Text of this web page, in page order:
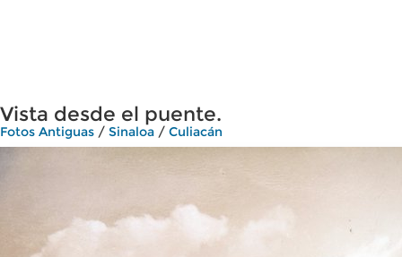
Vista desde el puente.
Fotos Antiguas / Sinaloa / Culiacán